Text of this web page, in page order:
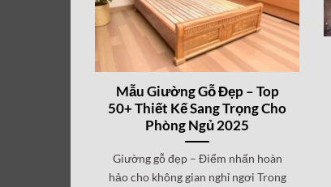
Mẫu Giường Gỗ Đẹp – Top
50+ Thiết Kế Sang Trọng Cho
Phòng Ngủ 2025
Giường gỗ đẹp – Điểm nhấn hoàn
hảo cho không gian nghỉ ngơi Trong